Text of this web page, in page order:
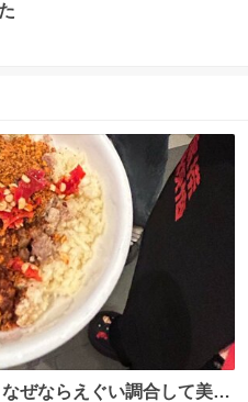
ぜならえぐい調合して美味